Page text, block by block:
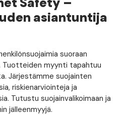
asiantuntija
suoraan
Tuotteiden myynti tapahtuu
Järjestämme suojainten
riskienarviointeja ja
Tutustu suojainvalikoimaan ja
jälleenmyyjä.